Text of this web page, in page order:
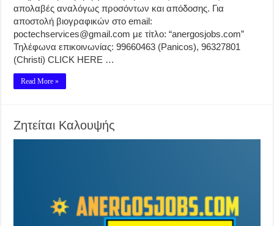
απολαβές αναλόγως προσόντων και απόδοσης. Για
αποστολή βιογραφικών στο email:
poctechservices@gmail.com με τίτλο: “anergosjobs.com”
Τηλέφωνα επικοινωνίας: 99660463 (Panicos), 96327801
(Christi) CLICK HERE …
Read More »
Ζητείται Καλουψής